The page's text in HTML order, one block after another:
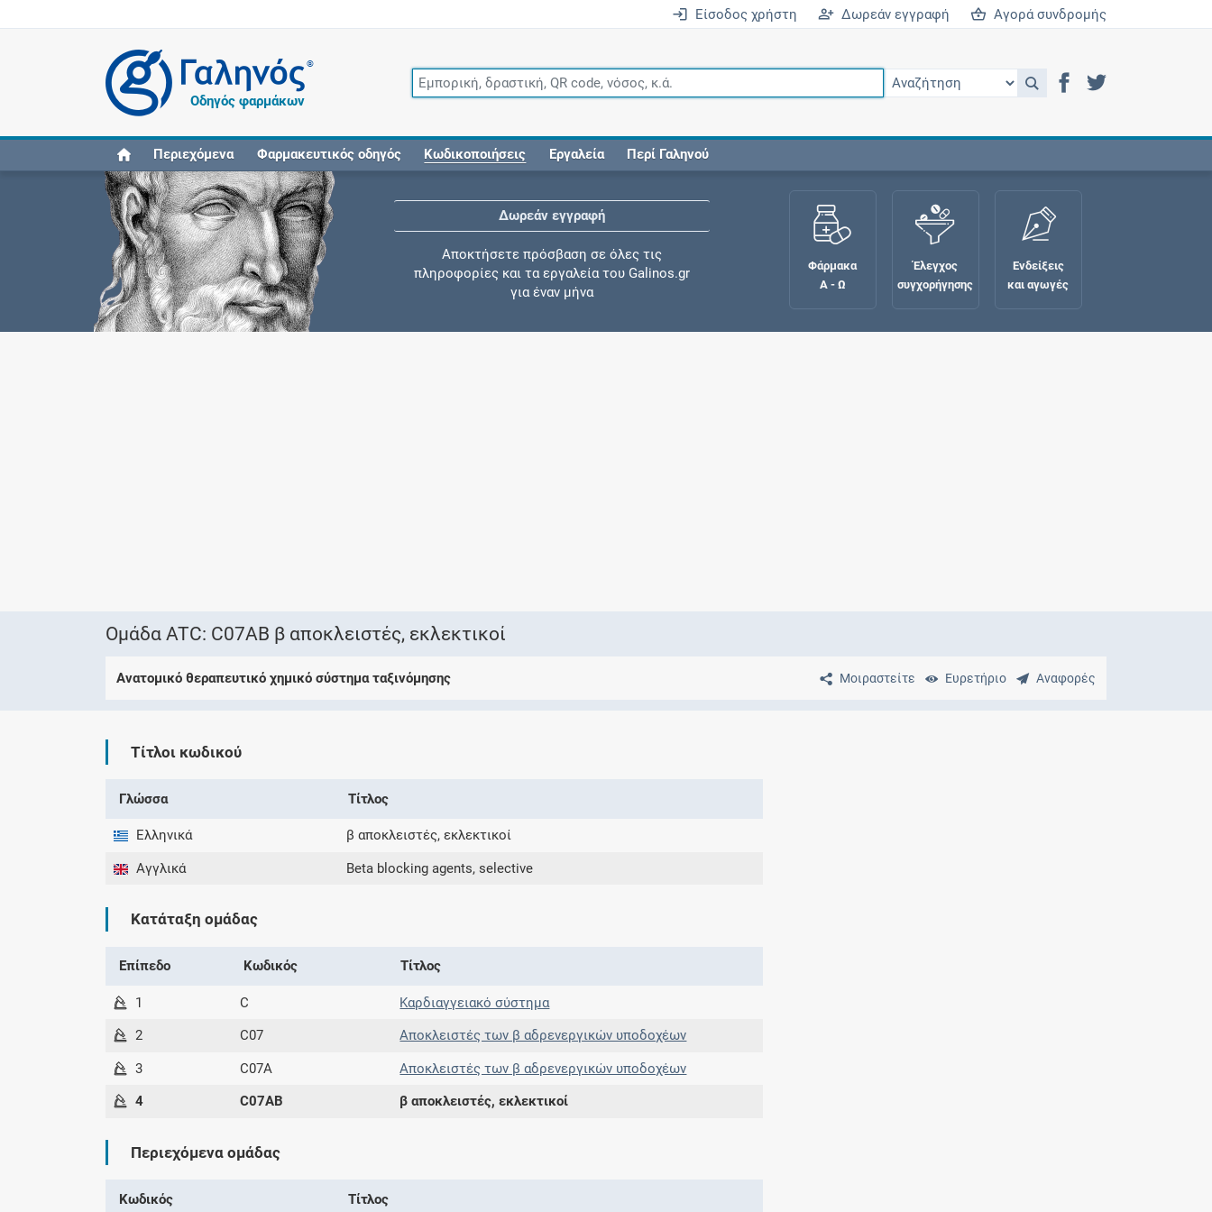
Είσοδος χρήστη Δωρεάν εγγραφή Αγορά συνδρομής
®
Οδηγός φαρμάκων
Περιεχόμενα Φαρμακευτικός οδηγός Κωδικοποιήσεις Εργαλεία Περί Γαληνού
Δωρεάν εγγραφή
Αποκτήσετε πρόσβαση σε όλες τις
πληροφορίες και τα εργαλεία του Galinos.gr
για έναν μήνα
Συνδρομές
Ενδείξεις και αγωγές
Βρείτε θεραπευτικές ενδείξεις και αγωγές για
νόσους, συμπτώματα και ιατρικές πράξεις
Φάρμακα
Α - Ω
Έλεγχος
συγχορήγησης
Ενδείξεις
και αγωγές
Ομάδα ATC: C07AB β αποκλειστές, εκλεκτικοί
Μοιραστείτε Ευρετήριο Αναφορές
Ανατομικό θεραπευτικό χημικό σύστημα ταξινόμησης
Τίτλοι κωδικού
Γλώσσα Τίτλος
Ελληνικά β αποκλειστές, εκλεκτικοί
Αγγλικά Beta blocking agents, selective
Κατάταξη ομάδας
Επίπεδο Κωδικός Τίτλος
1 C Καρδιαγγειακό σύστημα
2 C07 Αποκλειστές των β αδρενεργικών υποδοχέων
3 C07A Αποκλειστές των β αδρενεργικών υποδοχέων
4 C07AB β αποκλειστές, εκλεκτικοί
Περιεχόμενα ομάδας
Κωδικός Τίτλος